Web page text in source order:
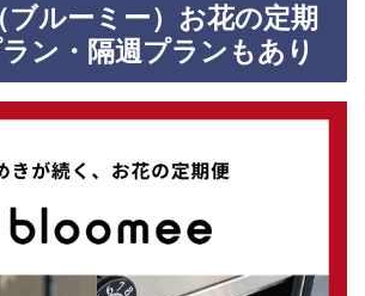
ルーミー）お花の定期
ン・隔週プランもあり